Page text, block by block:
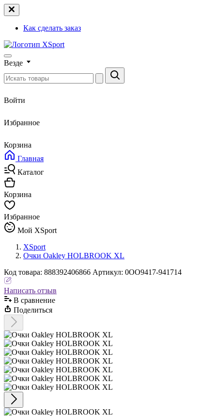
Как сделать заказ
Везде
Войти
Избранное
Корзина
Главная
Каталог
Корзина
Избранное
Мой XSport
XSport
Очки Oakley HOLBROOK XL
Код товара: 888392406866 Артикул: 0OO9417-941714
Написать отзыв
В сравнениe
Поделиться